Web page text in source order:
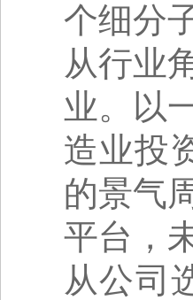
个细分
从行业
业。以
造业投
的景气
平台，
从公司